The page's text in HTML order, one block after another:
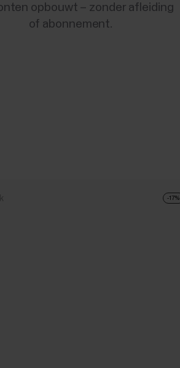
opbouwt – zonder afleiding
of abonnement.
-17%